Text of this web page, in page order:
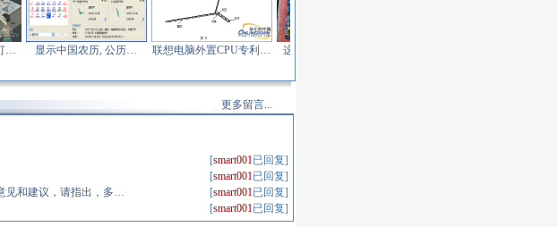
显示中国农历, 公历… 联想电脑外置CPU专利… 这种板子也敢叫军规…
更多留言...
[smart001已回复]
[smart001已回复]
见和建议，请指出，多… [smart001已回复]
[smart001已回复]